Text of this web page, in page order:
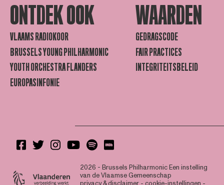
ONTDEK OOK
VLAAMS RADIOKOOR
BRUSSELS YOUNG PHILHARMONIC
YOUTH ORCHESTRA FLANDERS
EUROPASINFONIE
WAARDEN
GEDRAGSCODE
FAIR PRACTICES
INTEGRITEITSBELEID
2026 - Brussels PhilharmonicEen instelling
van de Vlaamse Gemeenschap